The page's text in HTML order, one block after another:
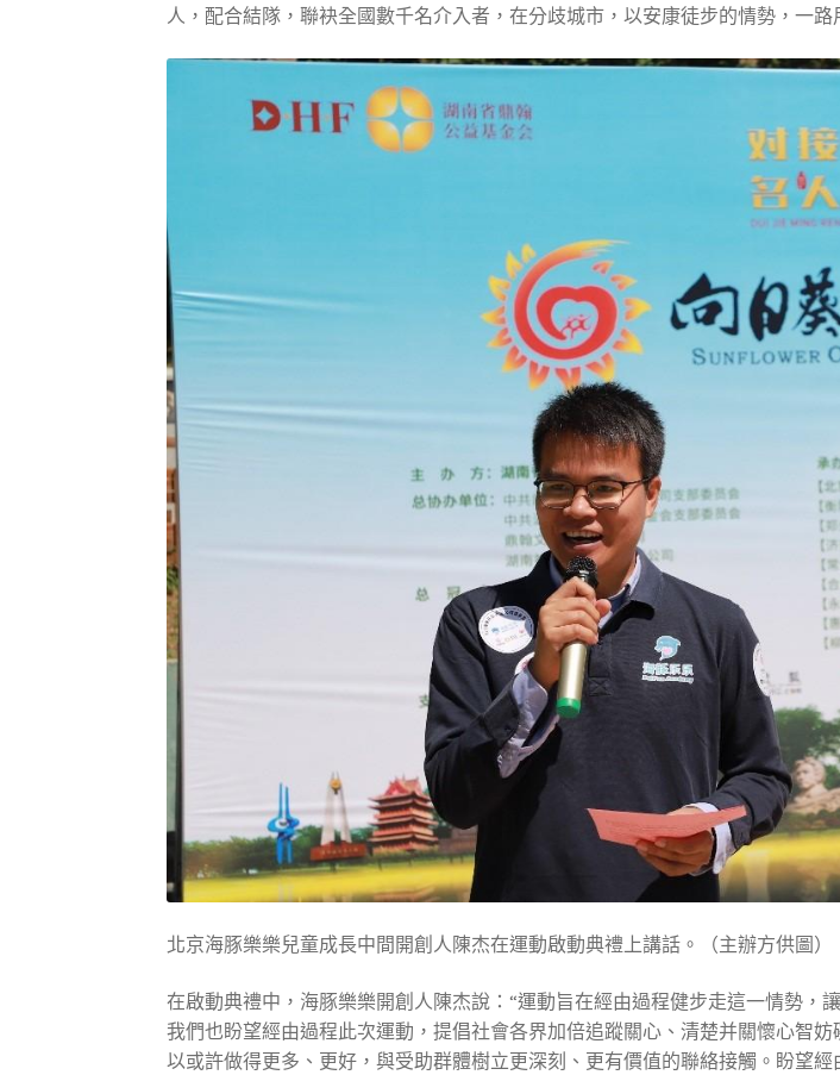
人，配合結隊，聯袂全國數千名介入者，在分歧城市，以安康徒步的情勢，一
北京海豚樂樂兒童成長中間開創人陳杰在運動啟動典禮上講話。（主辦方供圖）
在啟動典禮中，海豚樂樂開創人陳杰說：“運動旨在經由過程健步走這一情勢，
我們也盼望經由過程此次運動，提倡社會各界加倍追蹤關心、清楚并關懷心智
以或許做得更多、更好，與受助群體樹立更深刻、更有價值的聯絡接觸。盼望